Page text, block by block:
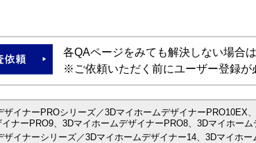
各QAページをみても解決しない場合
※ご依頼いただく前にユーザー登録が
ザイナーPROシリーズ／3Dマイホームデザイナー
ナーPRO9、3DマイホームデザイナーPRO8、3Dマイホー
ザイナーシリーズ／3Dマイホームデザイナー14、3Dマイホ